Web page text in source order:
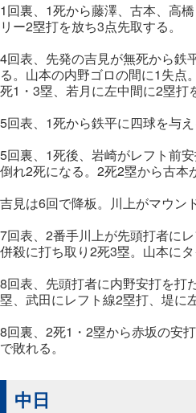
1回裏、1死から藤澤、古本、高
リー2塁打を放ち3点先取する。
4回表、先発の吉見が無死から鉄
る。山本の内野ゴロの間に1失点
死1・3塁、若月に左中間に2塁
5回表、1死から鉄平に四球を与
5回裏、1死後、岩崎がレフト前
倒れ2死になる。2死2塁から古
吉見は6回で降板。川上がマウン
7回表、2番手川上が先頭打者に
併殺に打ち取り2死3塁。山本に
8回表、先頭打者に内野安打を打
塁、武田にレフト線2塁打、堤に
8回裏、2死1・2塁から赤坂の安
で敗れる。
中日